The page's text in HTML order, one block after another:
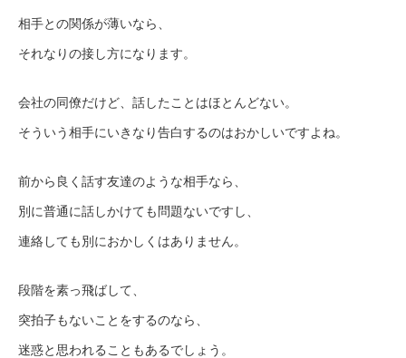
相手との関係が薄いなら、
それなりの接し方になります。
会社の同僚だけど、話したことはほとんどない。
そういう相手にいきなり告白するのはおかしいですよね。
前から良く話す友達のような相手なら、
別に普通に話しかけても問題ないですし、
連絡しても別におかしくはありません。
段階を素っ飛ばして、
突拍子もないことをするのなら、
迷惑と思われることもあるでしょう。